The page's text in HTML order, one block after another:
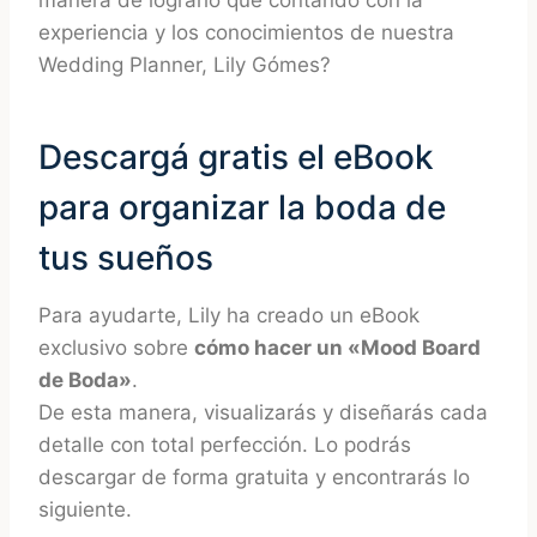
experiencia y los conocimientos de nuestra
Wedding Planner, Lily Gómes?
Descargá gratis el eBook
para organizar la boda de
tus sueños
Para ayudarte, Lily ha creado un eBook
exclusivo sobre cómo hacer un «Mood Board
de Boda».
De esta manera, visualizarás y diseñarás cada
detalle con total perfección. Lo podrás
descargar de forma gratuita y encontrarás lo
siguiente.